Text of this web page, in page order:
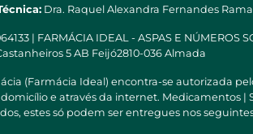
Dra. Raquel Alexandra Fernandes
| FARMÁCIA IDEAL - ASPAS E NÚMEROS
5 AB Feijó2810-036 Almada
(Farmácia Ideal) encontra-se autorizada
domicílio e através da internet. Medicamentos |
estes só podem ser entregues nos